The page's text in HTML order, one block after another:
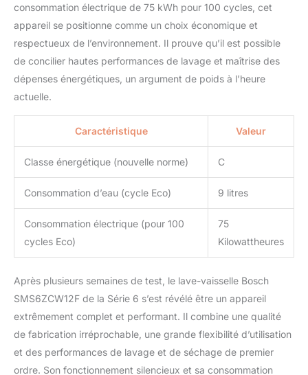
consommation électrique de 75 kWh pour 100 cycles, cet
appareil se positionne comme un choix économique et
respectueux de l’environnement. Il prouve qu’il est possible
de concilier hautes performances de lavage et maîtrise des
dépenses énergétiques, un argument de poids à l’heure
actuelle.
Caractéristique Valeur
Classe énergétique (nouvelle norme) C
Consommation d’eau (cycle Eco) 9 litres
Consommation électrique (pour 100
cycles Eco)
75
Kilowattheures
Après plusieurs semaines de test, le lave-vaisselle Bosch
SMS6ZCW12F de la Série 6 s’est révélé être un appareil
extrêmement complet et performant. Il combine une qualité
de fabrication irréprochable, une grande flexibilité d’utilisation
et des performances de lavage et de séchage de premier
ordre. Son fonctionnement silencieux et sa consommation